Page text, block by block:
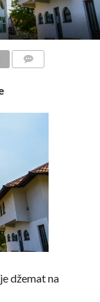
džemat na